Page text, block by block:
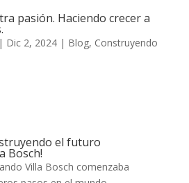
pasión. Haciendo crecer a
| Dic 2, 2024| Blog, Construyendo
el futuro
Bosch!
Villa Bosch comenzaba